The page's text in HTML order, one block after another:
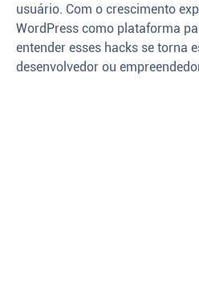
usuário. Com o crescimento
WordPress como plataforma
entender esses hacks se torna
desenvolvedor ou